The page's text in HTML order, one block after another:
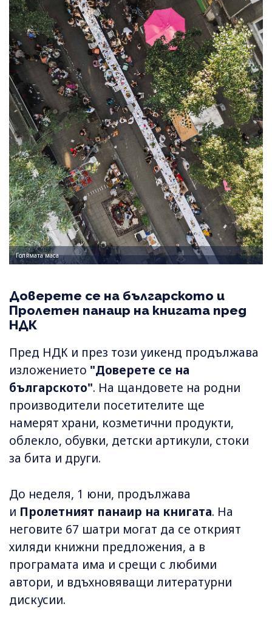
Голямата маса
Доверете се на българското и
Пролетен панаир на книгата пред
НДК
Пред НДК и през този уикенд продължава
изложението "Доверете се на
българското". На щандовете на родни
производители посетителите ще
намерят храни, козметични продукти,
облекло, обувки, детски артикули, стоки
за бита и други.
До неделя, 1 юни, продължава
и Пролетният панаир на книгата. На
неговите 67 шатри могат да се открият
хиляди книжни предложения, а в
програмата има и срещи с любими
автори, и вдъхновяващи литературни
дискусии.